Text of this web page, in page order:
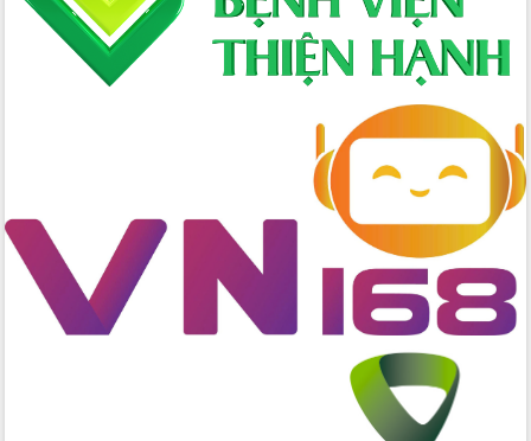
Lấy ý kiến điều chỉnh Quy hoạch tỉnh
Đắk Lắk thời kỳ 2021-2030, tầm nhìn
đến năm 2050
Phát động chiến dịch 30 ngày đêm
II/2026
Đắk Lắk ký kết thỏa thuận hợp tác về
chuyển đổi số giai đoạn 2026 – 2030
với Tập đoàn Bưu chính Viễn thông
Việt Nam